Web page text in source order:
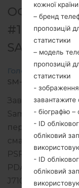
#124200
Головна Galaxy
SM-
Завантажте
Samsung
перевірити, чи
смартфона
PSP для
PDA версією
кожної
– бренд
пропозицій
статистики
– модель
пропозицій
статистики
-
завантажите
- біографію
- ID
обліковий
- ID
обліковий